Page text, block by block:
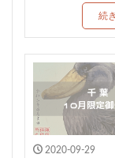
猫の日限定御
茨城縣護国神社
厚真神社
一山神社
こどもの日御
了法寺
八乙女八幡神社
続
2020-09-29